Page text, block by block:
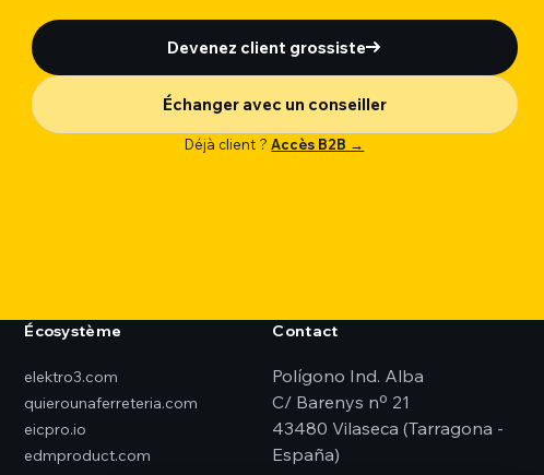
Devenez client grossiste
Échanger avec un conseiller
Déjà client ?Accès B2B →
Écosystème
elektro3.com
quierounaferreteria.com
eicpro.io
edmproduct.com
Contact
Polígono Ind. Alba
C/ Barenys nº 21
43480 Vilaseca (Tarragona -
España)